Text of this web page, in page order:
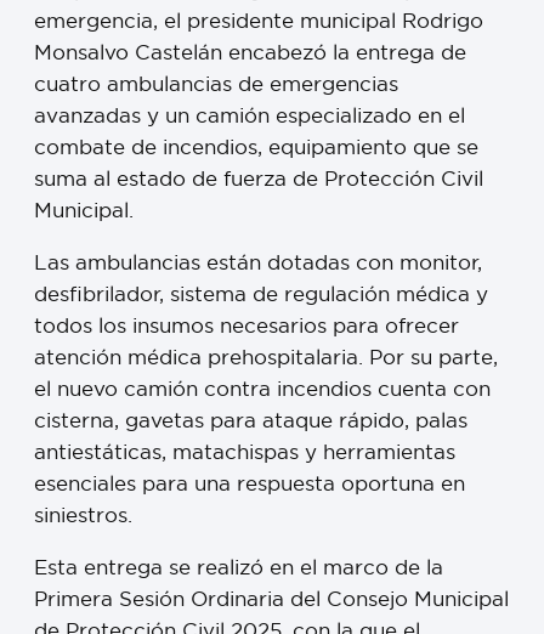
emergencia, el presidente municipal Rodrigo
Monsalvo Castelán encabezó la entrega de
cuatro ambulancias de emergencias
avanzadas y un camión especializado en el
combate de incendios, equipamiento que se
suma al estado de fuerza de Protección Civil
Municipal.
Las ambulancias están dotadas con monitor,
desfibrilador, sistema de regulación médica y
todos los insumos necesarios para ofrecer
atención médica prehospitalaria. Por su parte,
el nuevo camión contra incendios cuenta con
cisterna, gavetas para ataque rápido, palas
antiestáticas, matachispas y herramientas
esenciales para una respuesta oportuna en
siniestros.
Esta entrega se realizó en el marco de la
Primera Sesión Ordinaria del Consejo Municipal